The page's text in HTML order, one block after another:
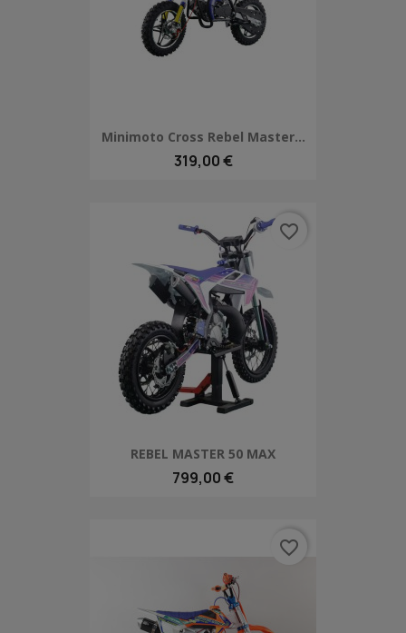
Minimoto Cross Rebel Master...
319,00 €
REBEL MASTER 50 MAX
799,00 €
favorite_border
favorite_border